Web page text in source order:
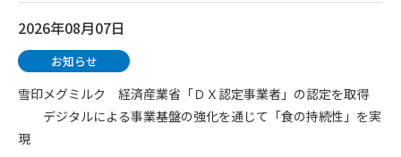
2026年08月07日
お知らせ
雪印メグミルク 経済産業省「ＤＸ認定事業者」の認定を取得
デジタルによる事業基盤の強化を通じて「食の持続性」を実
現